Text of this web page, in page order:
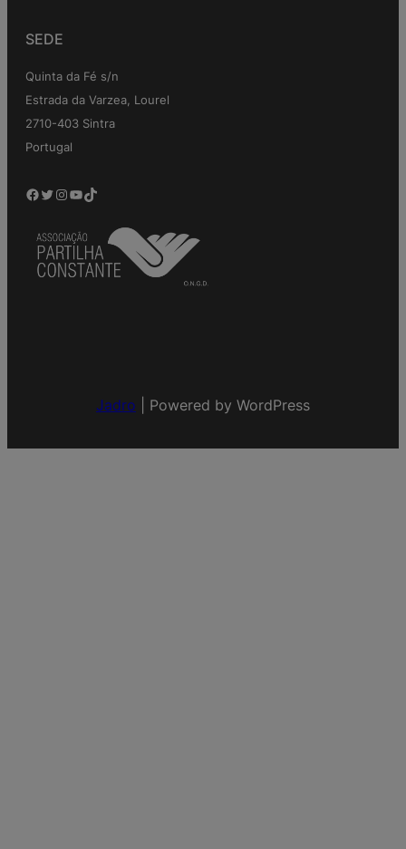
SEDE
Quinta da Fé s/n
Estrada da Varzea, Lourel
2710-403 Sintra
Portugal
Jadro Powered by WordPress